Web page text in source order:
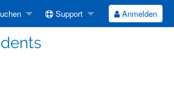
Support Anmelden